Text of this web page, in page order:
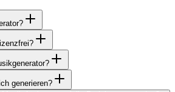
generieren?